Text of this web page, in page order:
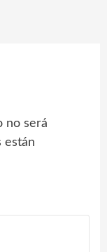
no será
están